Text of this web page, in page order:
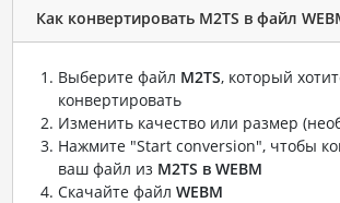
Как конвертировать M2TS в файл
Выберите файл M2TS, который
конвертировать
Изменить качество или размер
Нажмите "Start conversion", чтобы
ваш файл из M2TS в WEBM
Скачайте файл WEBM